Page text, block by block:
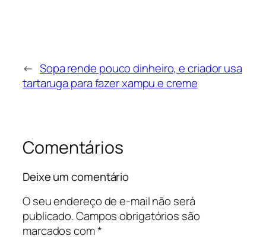
← Sopa rende pouco dinheiro, e criador usa
tartaruga para fazer xampu e creme
Comentários
Deixe um comentário
O seu endereço de e-mail não será
publicado.Campos obrigatórios são
marcados com*